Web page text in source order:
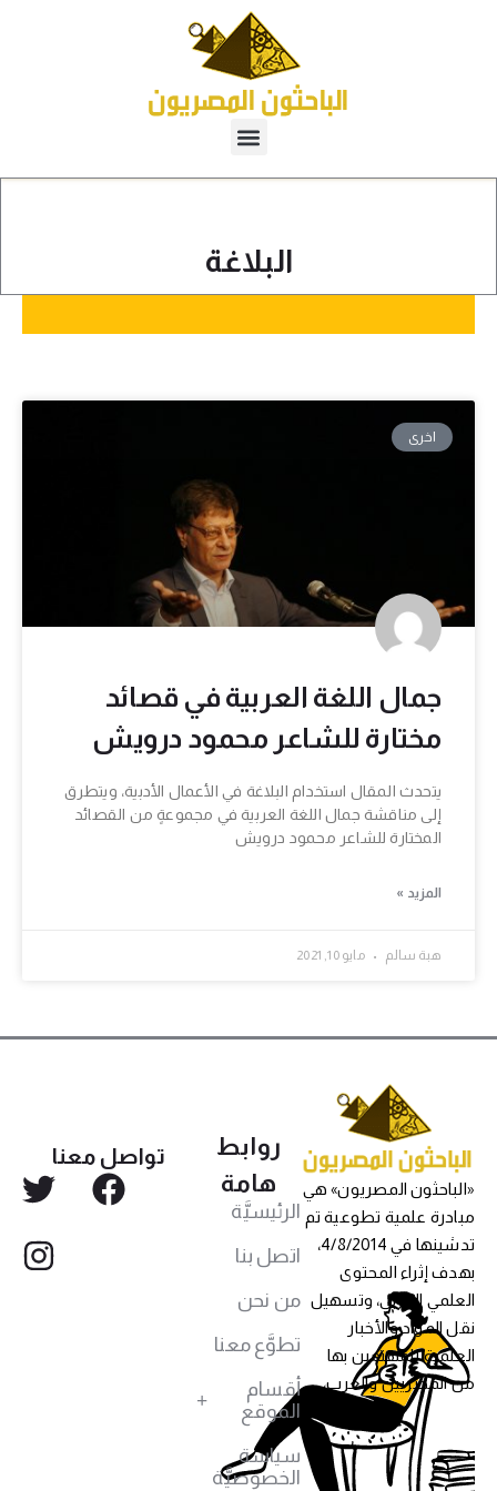
البلاغة
اخرى
جمال اللغة العربية في قصائد
مختارة للشاعر محمود درويش
يتحدث المقال استخدام البلاغة في الأعمال الأدبية، ويتطرق
إلى مناقشة جمال اللغة العربية في مجموعةٍ من القصائد
المختارة للشاعر محمود درويش
المزيد »
هبة سالم مايو 10, 2021
«الباحثون المصريون» هي
مبادرة علمية تطوعية تم
تدشينها في 4/8/2014،
بهدف إثراء المحتوى
العلمي العربي، وتسهيل
نقل المواد والأخبار
العلمية للمهتمين بها
من المصريين والعرب،
روابط
هامة
الرئيسيَّة
اتصل بنا
من نحن
تطوَّع معنا
أقسام
الموقع
سياسة
الخصوصيَّة
تواصل معنا